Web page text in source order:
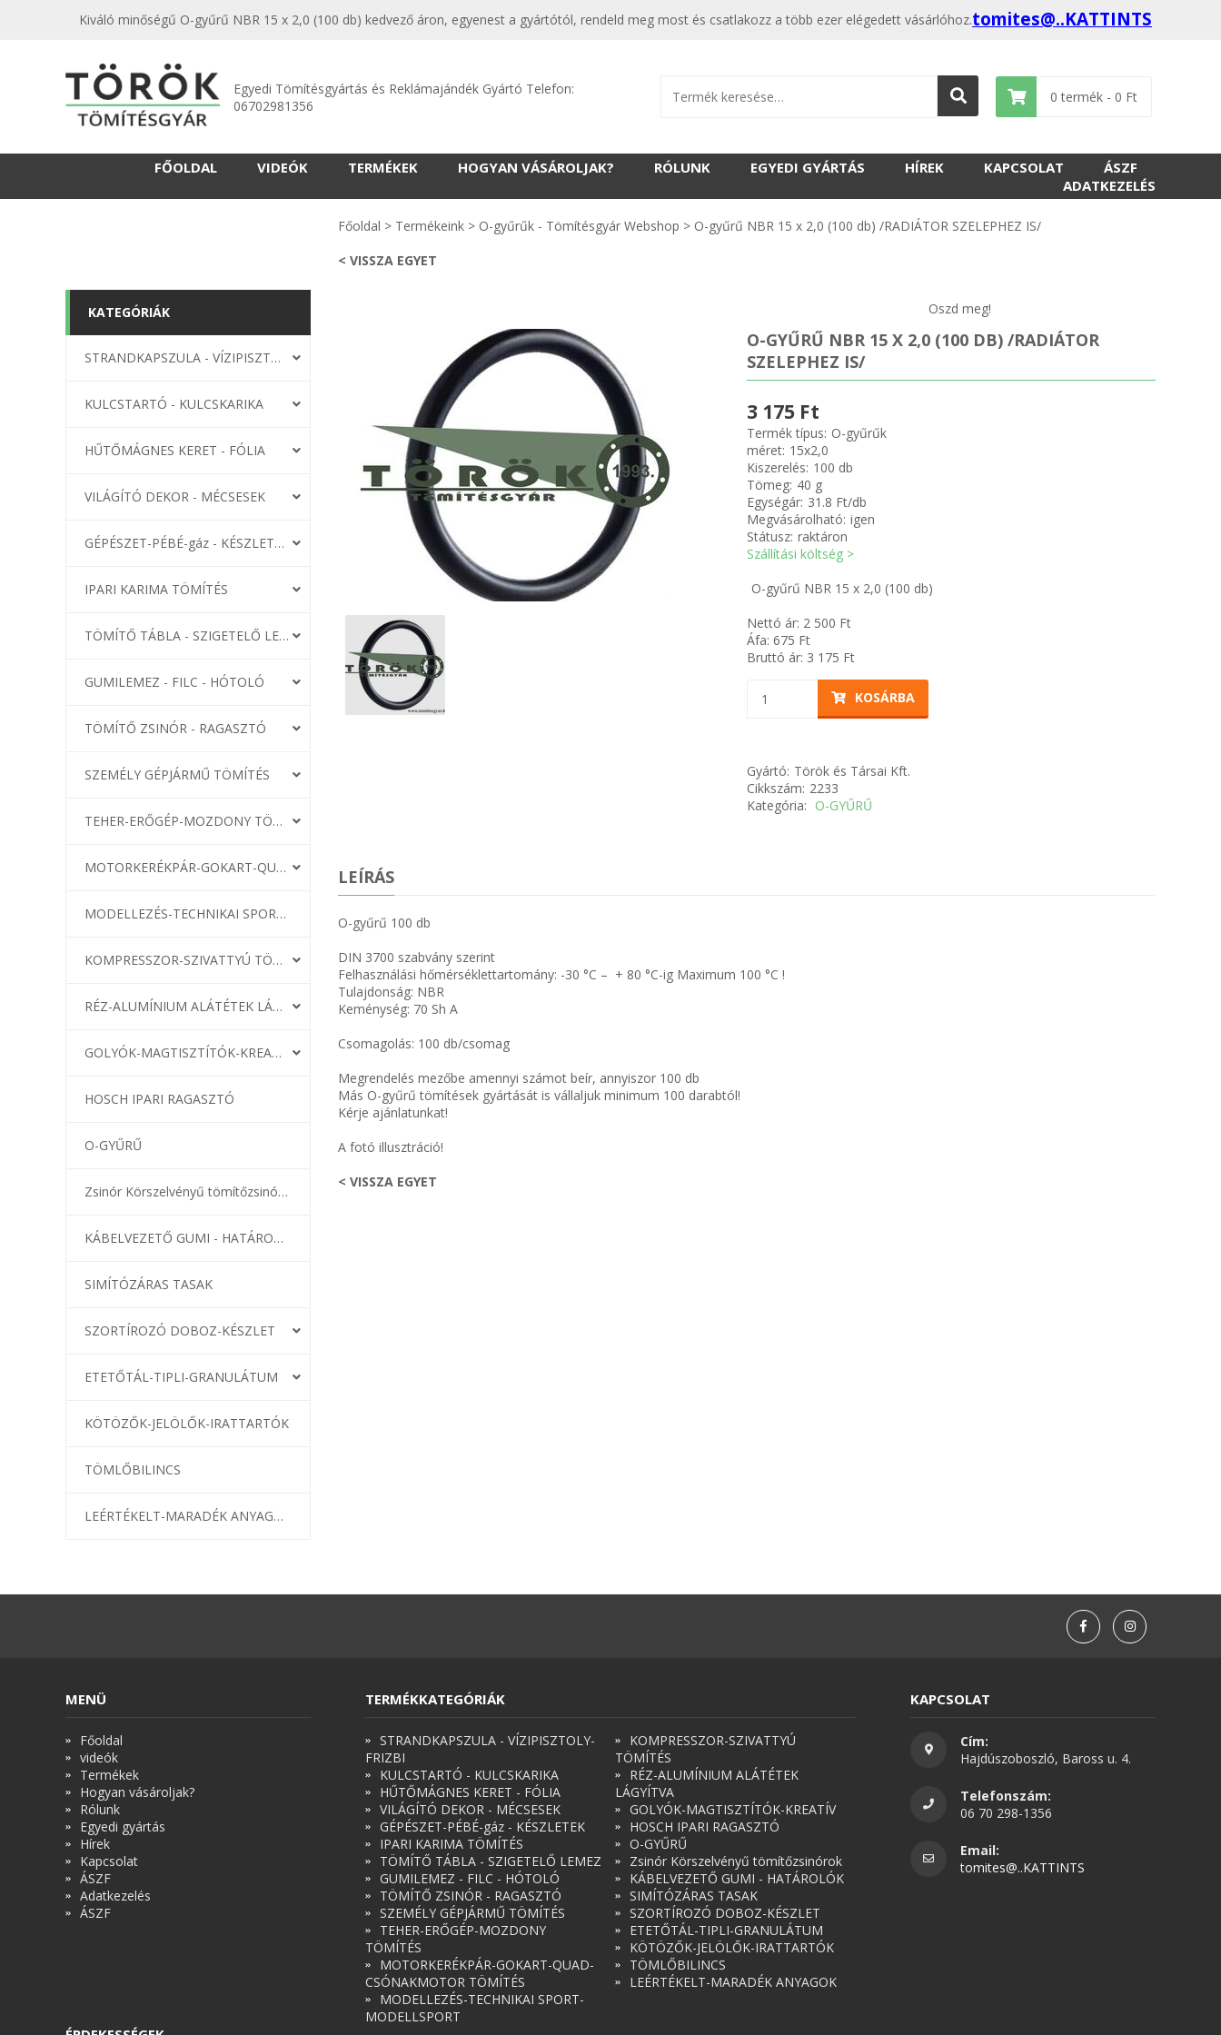
Kiváló minőségű O-gyűrű NBR 15 x 2,0 (100 db) kedvező áron, egyenest a gyártótól, rendeld meg most és csatlakozz a több ezer elégedett vásárlóhoz.tomites@..KATTINTS
Egyedi Tömítésgyártás és Reklámajándék Gyártó Telefon:
06702981356
0 termék - 0 Ft
FŐOLDAL VIDEÓK TERMÉKEK HOGYAN VÁSÁROLJAK? RÓLUNK EGYEDI GYÁRTÁS HÍREK KAPCSOLAT
ÁSZF
ADATKEZELÉS
KATEGÓRIÁK
STRANDKAPSZULA - VÍZIPISZTOLY-FRIZBI
KULCSTARTÓ - KULCSKARIKA
HŰTŐMÁGNES KERET - FÓLIA
VILÁGÍTÓ DEKOR - MÉCSESEK
GÉPÉSZET-PÉBÉ-gáz - KÉSZLETEK
IPARI KARIMA TÖMÍTÉS
TÖMÍTŐ TÁBLA - SZIGETELŐ LEMEZ
GUMILEMEZ - FILC - HÓTOLÓ
TÖMÍTŐ ZSINÓR - RAGASZTÓ
SZEMÉLY GÉPJÁRMŰ TÖMÍTÉS
TEHER-ERŐGÉP-MOZDONY TÖMÍTÉS
MOTORKERÉKPÁR-GOKART-QUAD-CSÓNAKMOTOR TÖMÍTÉS
MODELLEZÉS-TECHNIKAI SPORT-MODELLSPORT
KOMPRESSZOR-SZIVATTYÚ TÖMÍTÉS
RÉZ-ALUMÍNIUM ALÁTÉTEK LÁGYÍTVA
GOLYÓK-MAGTISZTÍTÓK-KREATÍV
HOSCH IPARI RAGASZTÓ
O-GYŰRŰ
Zsinór Körszelvényű tömítőzsinórok
KÁBELVEZETŐ GUMI - HATÁROLÓK
SIMÍTÓZÁRAS TASAK
SZORTÍROZÓ DOBOZ-KÉSZLET
ETETŐTÁL-TIPLI-GRANULÁTUM
KÖTÖZŐK-JELÖLŐK-IRATTARTÓK
TÖMLŐBILINCS
LEÉRTÉKELT-MARADÉK ANYAGOK
Főoldal > Termékeink > O-gyűrűk - Tömítésgyár Webshop > O-gyűrű NBR 15 x 2,0 (100 db) /RADIÁTOR SZELEPHEZ IS/
< VISSZA EGYET
Oszd meg!
O-GYŰRŰ NBR 15 X 2,0 (100 DB) /RADIÁTOR
SZELEPHEZ IS/
3 175 Ft
Termék típus: O-gyűrűk
méret: 15x2,0
Kiszerelés: 100 db
Tömeg: 40 g
Egységár: 31.8 Ft/db
Megvásárolható: igen
Státusz: raktáron
Szállítási költség >
O-gyűrű NBR 15 x 2,0 (100 db)
Nettó ár: 2 500 Ft
Áfa: 675 Ft
Bruttó ár: 3 175 Ft
KOSÁRBA
Gyártó: Török és Társai Kft.
Cikkszám: 2233
Kategória: O-GYŰRŰ
LEÍRÁS
O-gyűrű 100 db
DIN 3700 szabvány szerint
Felhasználási hőmérséklettartomány: -30 °C – + 80 °C-ig Maximum 100 °C !
Tulajdonság: NBR
Keménység: 70 Sh A
Csomagolás: 100 db/csomag
Megrendelés mezőbe amennyi számot beír, annyiszor 100 db
Más O-gyűrű tömítések gyártását is vállaljuk minimum 100 darabtól!
Kérje ajánlatunkat!
A fotó illusztráció!
< VISSZA EGYET
MENÜ
Főoldal
videók
Termékek
Hogyan vásároljak?
Rólunk
Egyedi gyártás
Hírek
Kapcsolat
ÁSZF
Adatkezelés
ÁSZF
TERMÉKKATEGÓRIÁK
STRANDKAPSZULA - VÍZIPISZTOLY-
FRIZBI
KULCSTARTÓ - KULCSKARIKA
HŰTŐMÁGNES KERET - FÓLIA
VILÁGÍTÓ DEKOR - MÉCSESEK
GÉPÉSZET-PÉBÉ-gáz - KÉSZLETEK
IPARI KARIMA TÖMÍTÉS
TÖMÍTŐ TÁBLA - SZIGETELŐ LEMEZ
GUMILEMEZ - FILC - HÓTOLÓ
TÖMÍTŐ ZSINÓR - RAGASZTÓ
SZEMÉLY GÉPJÁRMŰ TÖMÍTÉS
TEHER-ERŐGÉP-MOZDONY
TÖMÍTÉS
MOTORKERÉKPÁR-GOKART-QUAD-
CSÓNAKMOTOR TÖMÍTÉS
MODELLEZÉS-TECHNIKAI SPORT-
MODELLSPORT
KOMPRESSZOR-SZIVATTYÚ
TÖMÍTÉS
RÉZ-ALUMÍNIUM ALÁTÉTEK
LÁGYÍTVA
GOLYÓK-MAGTISZTÍTÓK-KREATÍV
HOSCH IPARI RAGASZTÓ
O-GYŰRŰ
Zsinór Körszelvényű tömítőzsinórok
KÁBELVEZETŐ GUMI - HATÁROLÓK
SIMÍTÓZÁRAS TASAK
SZORTÍROZÓ DOBOZ-KÉSZLET
ETETŐTÁL-TIPLI-GRANULÁTUM
KÖTÖZŐK-JELÖLŐK-IRATTARTÓK
TÖMLŐBILINCS
LEÉRTÉKELT-MARADÉK ANYAGOK
KAPCSOLAT
Cím:
Hajdúszoboszló, Baross u. 4.
Telefonszám:
06 70 298-1356
Email:
tomites@..KATTINTS